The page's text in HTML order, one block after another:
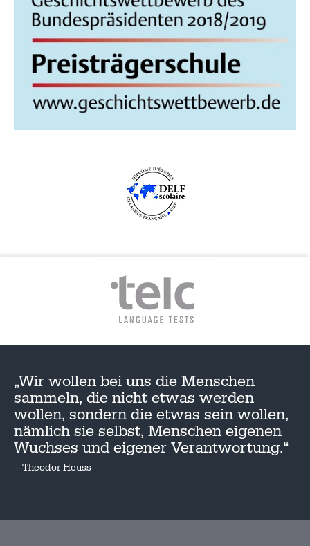
„Wir wollen bei uns die Menschen
sammeln, die nicht etwas werden
wollen, sondern die etwas sein wollen,
nämlich sie selbst, Menschen eigenen
Wuchses und eigener Verantwortung.“
– Theodor Heuss